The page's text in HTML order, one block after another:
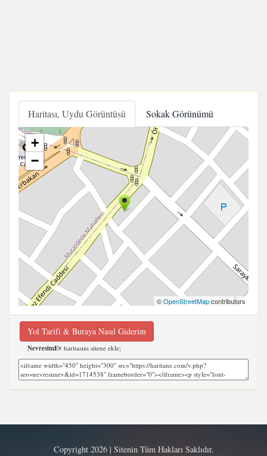
Haritası, Uydu Görüntüsü Sokak Görünümü
+
−
©OpenStreetMapcontributors
Yol Tarifi & Buraya Nasıl Giderim
NevresimEv haritasını sitene ekle;
Copyright 2026 | Sitenin Tüm Hakları Saklıdır.